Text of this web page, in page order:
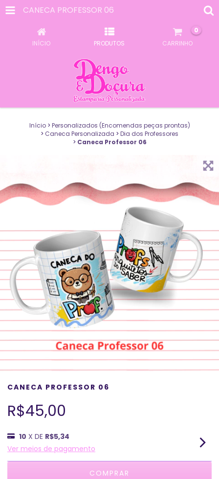
CANECA PROFESSOR 06
INÍCIO PRODUTOS CARRINHO
0
Início > Personalizados (Encomendas peças prontas)
> Caneca Personalizada > Dia dos Professores
> Caneca Professor 06
CANECA PROFESSOR 06
R$45,00
10 X DE R$5,34
Ver meios de pagamento